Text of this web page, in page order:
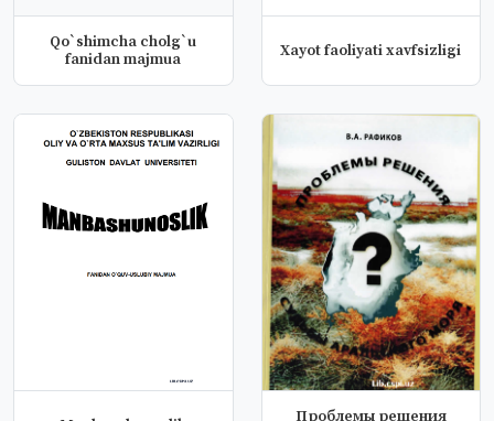
Qo`shimcha cholg`u
fanidan majmua
Xayot faoliyati xavfsizligi
Проблемы решения